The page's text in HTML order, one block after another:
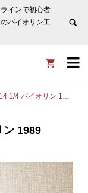
インで初心者
バイオリン工


1/4 バイオリン 1989
ン 1989
相談も頂けま